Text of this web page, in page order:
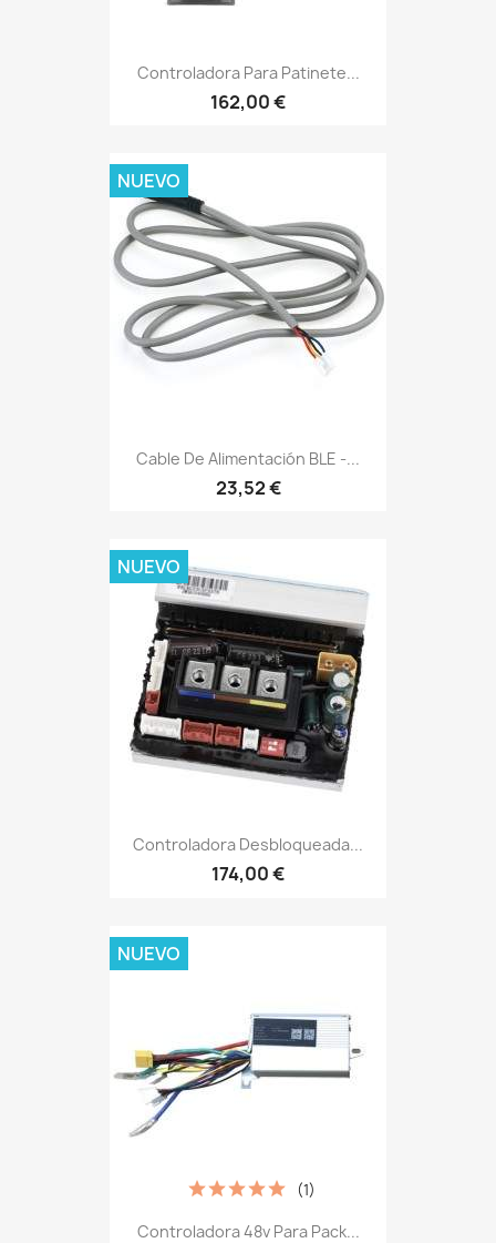
Controladora Para Patinete...
162,00 €
Cable De Alimentación BLE -...
23,52 €
NUEVO
Controladora Desbloqueada...
174,00 €
NUEVO
Controladora 48v Para Pack...
(1)
NUEVO